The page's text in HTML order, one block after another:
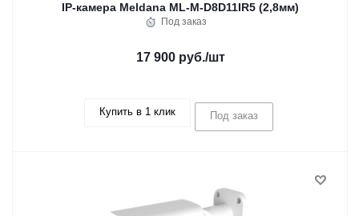
IP-камера Meldana ML-M-D8D11IR5 (2,8мм)
Под заказ
17 900 руб./шт
Купить в 1 клик Под заказ